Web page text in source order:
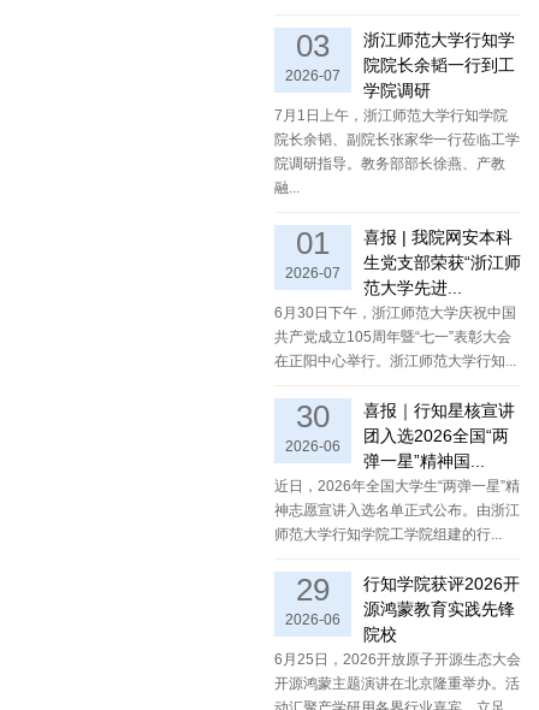
03
2026-07
浙江师范大学行知学
院院长余韬一行到工
学院调研
7月1日上午，浙江师范大学行知学院
院长余韬、副院长张家华一行莅临工学
院调研指导。教务部部长徐燕、产教
融...
01
2026-07
喜报 | 我院网安本科
生党支部荣获“浙江师
范大学先进...
6月30日下午，浙江师范大学庆祝中国
共产党成立105周年暨“七一”表彰大会
在正阳中心举行。浙江师范大学行知...
30
2026-06
喜报｜行知星核宣讲
团入选2026全国“两
弹一星”精神国...
近日，2026年全国大学生“两弹一星”精
神志愿宣讲入选名单正式公布。由浙江
师范大学行知学院工学院组建的行...
29
2026-06
行知学院获评2026开
源鸿蒙教育实践先锋
院校
6月25日，2026开放原子开源生态大会
开源鸿蒙主题演讲在北京隆重举办。活